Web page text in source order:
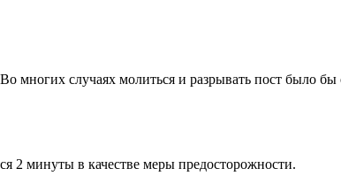
многих случаях молиться и разрывать пост было
2 минуты в качестве меры предосторожности.